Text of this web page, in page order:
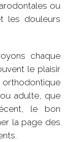
ou
les douleurs
chaque
le plaisir
adulte, que
le bon
la page des